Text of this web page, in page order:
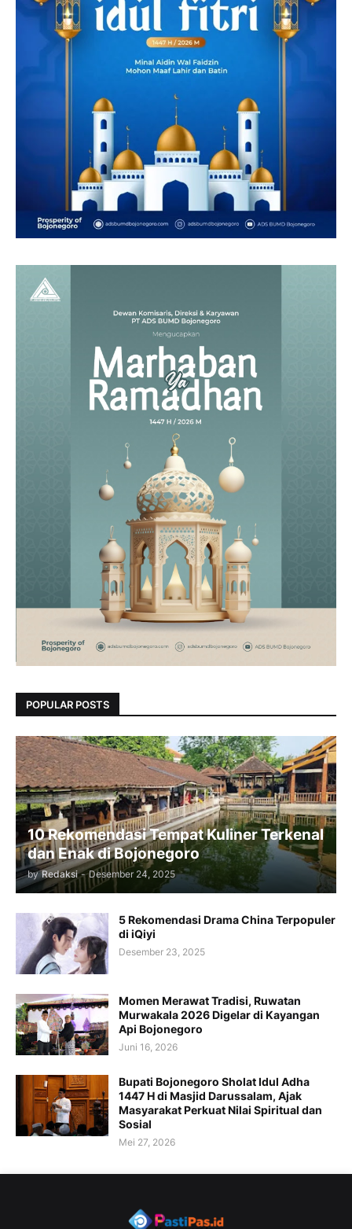
POPULAR POSTS
10 Rekomendasi Tempat Kuliner Terkenal
dan Enak di Bojonegoro
by Redaksi - Desember 24, 2025
5 Rekomendasi Drama China Terpopuler
di iQiyi
Desember 23, 2025
Momen Merawat Tradisi, Ruwatan
Murwakala 2026 Digelar di Kayangan
Api Bojonegoro
Juni 16, 2026
Bupati Bojonegoro Sholat Idul Adha
1447 H di Masjid Darussalam, Ajak
Masyarakat Perkuat Nilai Spiritual dan
Sosial
Mei 27, 2026